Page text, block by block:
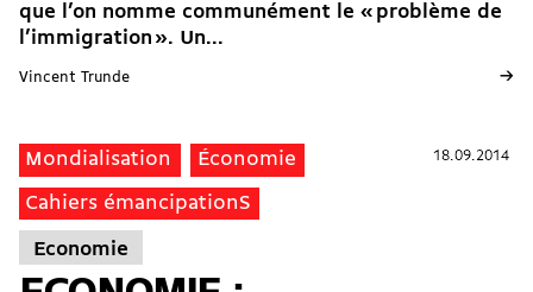
que l’on nomme communément le « problème de
l’immigration ». Un...
Vincent Trunde →
18.09.2014
Mondialisation Économie
Cahiers émancipationS
18.09.2014
Economie